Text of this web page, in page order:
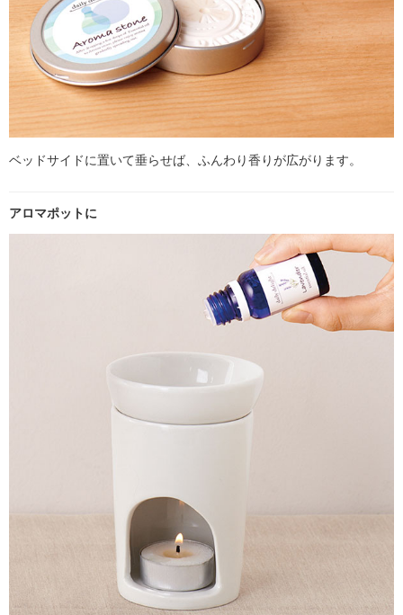
ベッドサイドに置いて垂らせば、ふんわり香りが広がります。
アロマポットに